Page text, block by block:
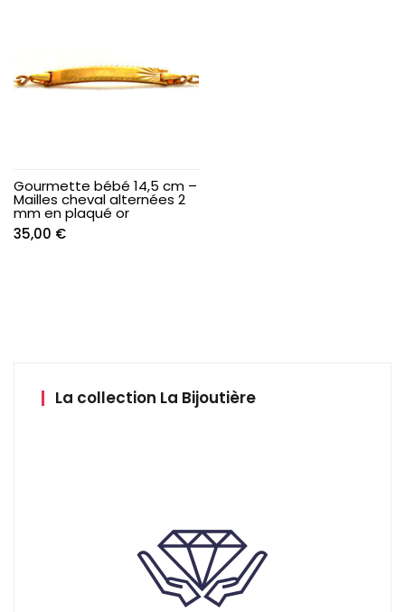
Gourmette bébé 14,5 cm –
Mailles cheval alternées 2
mm en plaqué or
35,00 €
La collection La Bijoutière